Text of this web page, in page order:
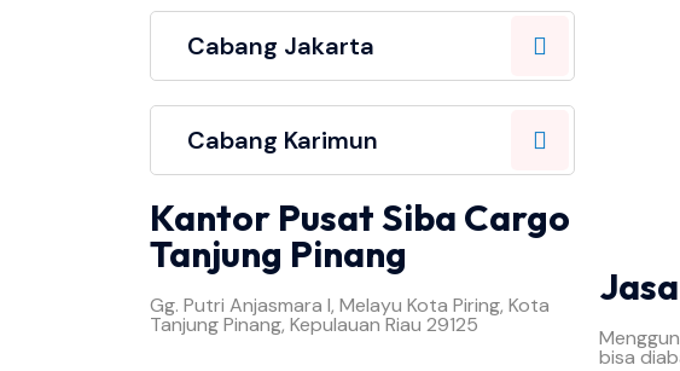
Cabang Jakarta
Cabang Karimun
Kantor Pusat Siba Cargo
Tanjung Pinang
Gg. Putri Anjasmara I, Melayu Kota Piring, Kota
Tanjung Pinang, Kepulauan Riau 29125
bisa